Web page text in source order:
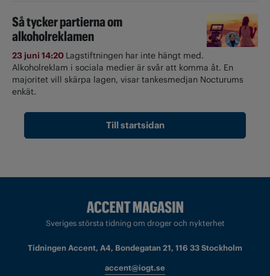
Så tycker partierna om
alkoholreklamen
23 juni 14:20 Lagstiftningen har inte hängt med.
Alkoholreklam i sociala medier är svår att komma åt. En
majoritet vill skärpa lagen, visar tankesmedjan Nocturums
enkät.
Till startsidan
Sveriges största tidning om droger och nykterhet
Tidningen Accent, A4, Bondegatan 21, 116 33 Stockholm
accent@iogt.se